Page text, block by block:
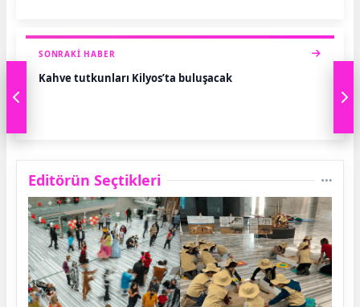
SONRAKI HABER
Kahve tutkunları Kilyos’ta buluşacak
Editörün Seçtikleri